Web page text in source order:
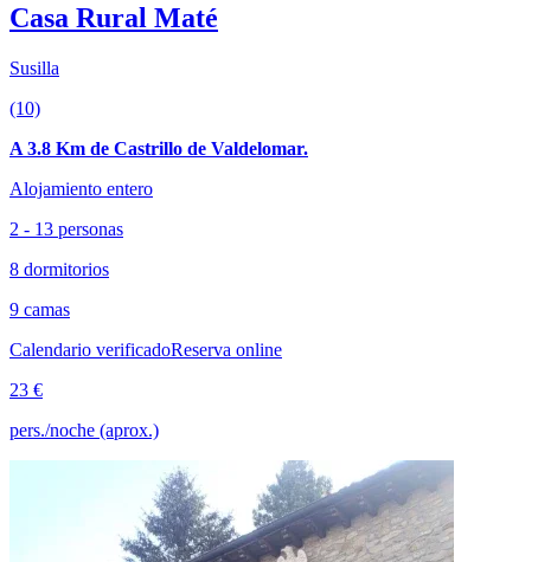
Casa Rural Maté
Susilla
(10)
A 3.8 Km de Castrillo de Valdelomar.
Alojamiento entero
2 - 13 personas
8 dormitorios
9 camas
Calendario verificadoReserva online
23 €
pers./noche (aprox.)